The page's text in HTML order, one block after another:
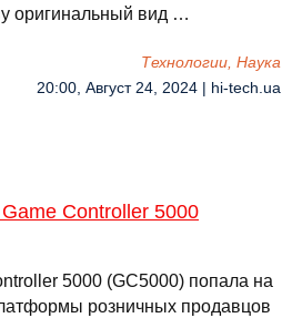
оригинальный вид …
Технологии, Наука
20:00, Август 24, 2024 | hi-tech.ua
Controller 5000
5000 (GC5000) попала на
розничных продавцов